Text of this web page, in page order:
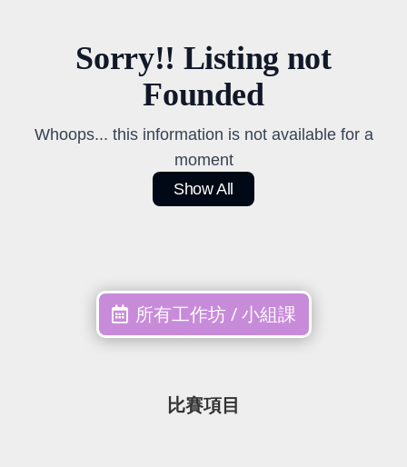
Sorry!! Listing not
Founded
Whoops... this information is not available for a
moment
Show All
所有工作坊 / 小組課
比賽項目